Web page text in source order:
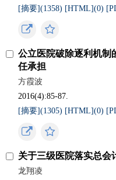
[摘要](1358) [HTML](0)
公立医院破除逐利机制
任承担
方霞波
2016(4):85-87.
[摘要](1305) [HTML](0)
关于三级医院落实总会
龙翔凌